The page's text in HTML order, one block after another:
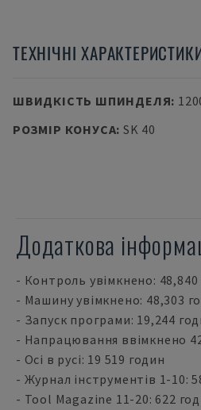
ТЕХНІЧНІ
ШВИДКІСТЬ ШПИНДЕЛЯ:
РОЗМІР КОНУСА: SK 40
Додаткова
- Контроль увімкнено: 48,840
- Машину увімкнено: 48,303
- Запуск програми: 19,244
- Напрацювання ввімкнено
- Осі в русі: 19 519 годин
- Журнал інструментів 1-10:
- Tool Magazine 11-20: 622